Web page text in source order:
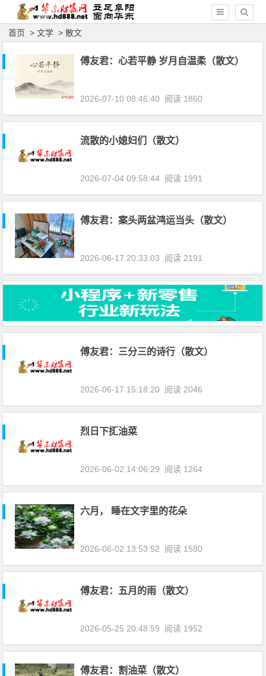
首页 >文学 >散文
傅友君：心若平静 岁月自温柔（散文）
2026-07-10 08:46:40 阅读 1860
流散的小媳妇们（散文）
2026-07-04 09:58:44 阅读 1991
傅友君：案头两盆鸿运当头（散文）
2026-06-17 20:33:03 阅读 2191
傅友君：三分三的诗行（散文）
2026-06-17 15:18:20 阅读 2046
烈日下㧟油菜
2026-06-02 14:06:29 阅读 1264
六月， 睡在文字里的花朵
2026-06-02 13:53:52 阅读 1580
傅友君：五月的雨（散文）
2026-05-25 20:48:59 阅读 1952
傅友君：割油菜（散文）